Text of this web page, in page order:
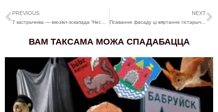
PREVIOUS NEXT
Псаванне фасаду ці вяртанне гістарычнага выгляду? Бабруйцаў непакоіць рамонт у камяніцы са статусам каштоўнасці
ВАМ ТАКСАМА МОЖА СПАДАБАЦЦА